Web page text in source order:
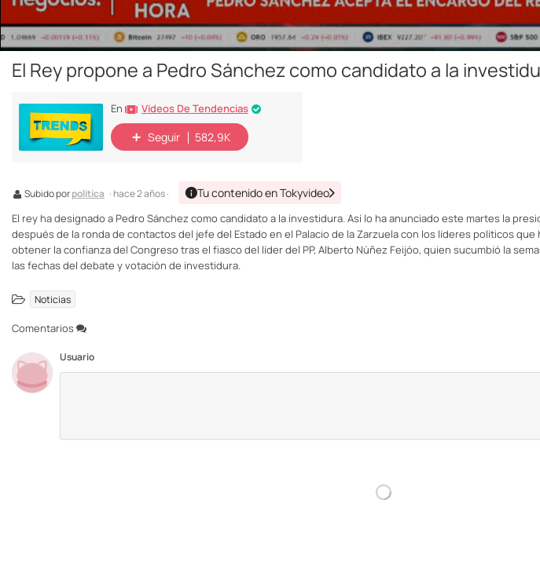
El Rey propone a Pedro Sánchez como candidato a la
En Vídeos De Tendencias
Seguir 582,9K
Subido porpolitica · hace 2 años · Tu contenido en Tokyvideo
El rey ha designado a Pedro Sánchez como candidato a la investidura. Así lo ha anunciado este martes la
después de la ronda de contactos del jefe del Estado en el Palacio de la Zarzuela con los líderes políticos
obtener la confianza del Congreso tras el fiasco del líder del PP, Alberto Núñez Feijóo, quien sucumbió la
las fechas del debate y votación de investidura.
Noticias
Comentarios
Usuario